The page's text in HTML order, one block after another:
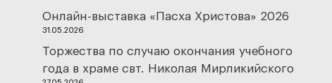
Онлайн-выставка «Пасха Христова» 2026
31.05.2026
Торжества по случаю окончания учебного
года в храме свт. Николая Мирликийского